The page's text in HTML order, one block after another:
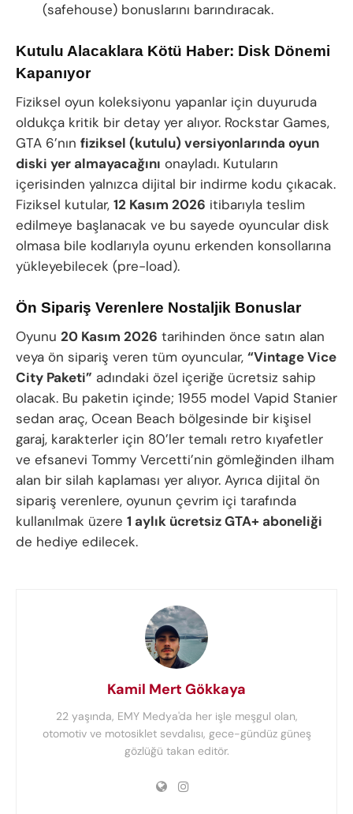
(safehouse) bonuslarını barındıracak.
Kutulu Alacaklara Kötü Haber: Disk Dönemi
Kapanıyor
Fiziksel oyun koleksiyonu yapanlar için duyuruda
oldukça kritik bir detay yer alıyor. Rockstar Games,
GTA 6’nın fiziksel (kutulu) versiyonlarında oyun
diski yer almayacağını onayladı. Kutuların
içerisinden yalnızca dijital bir indirme kodu çıkacak.
Fiziksel kutular, 12 Kasım 2026 itibarıyla teslim
edilmeye başlanacak ve bu sayede oyuncular disk
olmasa bile kodlarıyla oyunu erkenden konsollarına
yükleyebilecek (pre-load).
Ön Sipariş Verenlere Nostaljik Bonuslar
Oyunu 20 Kasım 2026 tarihinden önce satın alan
veya ön sipariş veren tüm oyuncular, “Vintage Vice
City Paketi” adındaki özel içeriğe ücretsiz sahip
olacak. Bu paketin içinde; 1955 model Vapid Stanier
sedan araç, Ocean Beach bölgesinde bir kişisel
garaj, karakterler için 80’ler temalı retro kıyafetler
ve efsanevi Tommy Vercetti’nin gömleğinden ilham
alan bir silah kaplaması yer alıyor. Ayrıca dijital ön
sipariş verenlere, oyunun çevrim içi tarafında
kullanılmak üzere 1 aylık ücretsiz GTA+ aboneliği
de hediye edilecek.
Kamil Mert Gökkaya
22 yaşında, EMY Medya'da her işle meşgul olan,
otomotiv ve motosiklet sevdalısı, gece-gündüz güneş
gözlüğü takan editör.